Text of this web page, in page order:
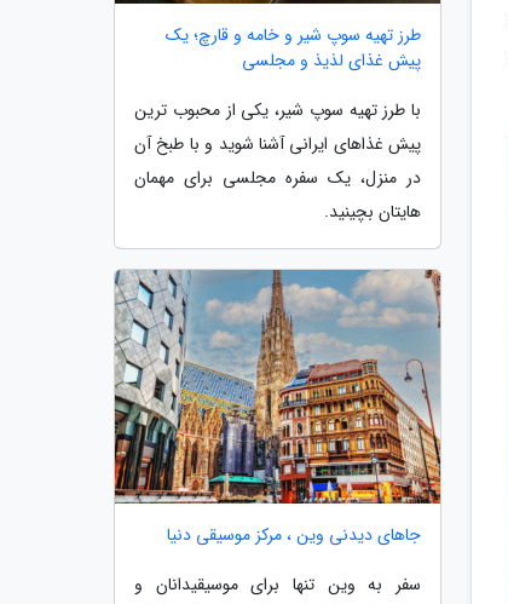
طرز تهیه سوپ شیر و خامه و قارچ؛ یک
پیش غذای لذیذ و مجلسی
با طرز تهیه سوپ شیر، یکی از محبوب ترین
پیش غذاهای ایرانی آشنا شوید و با طبخ آن
در منزل، یک سفره مجلسی برای مهمان
هایتان بچینید.
جاهای دیدنی وین ، مرکز موسیقی دنیا
سفر به وین تنها برای موسیقیدانان و